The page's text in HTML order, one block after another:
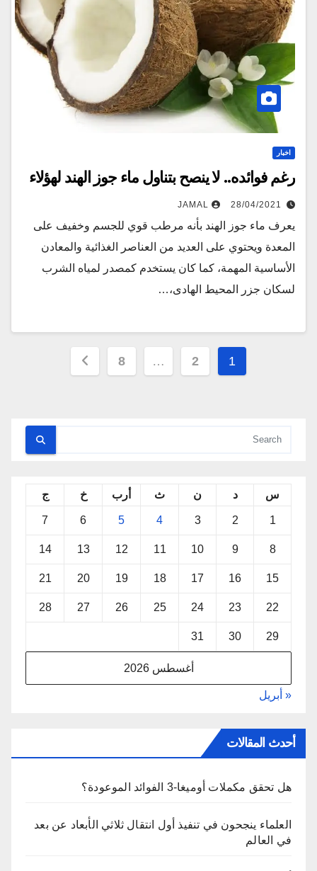
اخبار
رغم فوائده.. لا ينصح بتناول ماء جوز الهند لهؤلاء
28/04/2021
JAMAL
يعرف ماء جوز الهند بأنه مرطب قوي للجسم وخفيف على
المعدة ويحتوي على العديد من العناصر الغذائية والمعادن
الأساسية المهمة، كما كان يستخدم كمصدر لمياه الشرب
لسكان جزر المحيط الهادى،…
تعدد
1
2
…
8
أغسطس 2026
س د ن ث أرب خ ج
1
2
3
4
5
6
7
8
9
10
11
12
13
14
15
16
17
18
19
20
21
22
23
24
25
26
27
28
29
30
31
« أبريل
أحدث المقالات
هل تحقق مكملات أوميغا-3 الفوائد الموعودة؟
العلماء ينجحون في تنفيذ أول انتقال ثلاثي الأبعاد عن بعد
في العالم